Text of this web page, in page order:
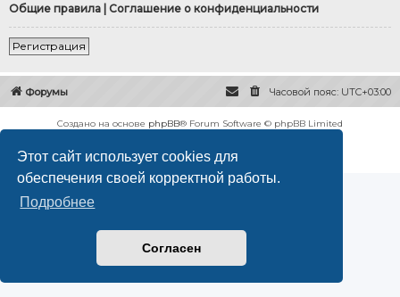
Этот сайт использует cookies для
обеспечения своей корректной работы.
Подробнее
Согласен
Общие правила Соглашение о конфиденциальности
Регистрация
Форумы Часовой пояс: UTC+03:00
Создано на основе phpBB® Forum Software © phpBB Limited
Конфиденциальность|Правила